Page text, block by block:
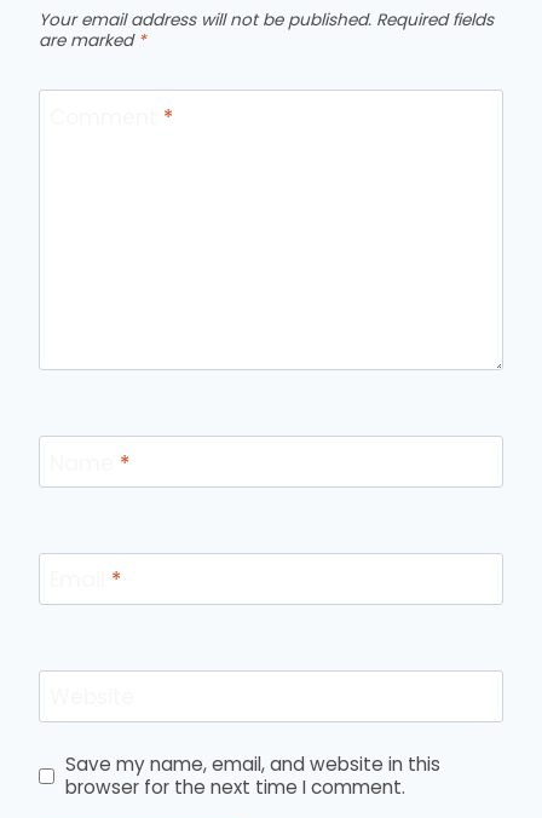
Your email address will not be published. Required fields
are marked *
*
*
*
Save my name, email, and website in this
browser for the next time I comment.